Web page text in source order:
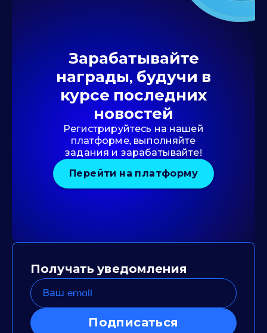
Зарабатывайте
награды, будучи в
курсе последних
новостей
Регистрируйтесь на нашей
платформе, выполняйте
задания и зарабатывайте!
Перейти на платформу
Получать уведомления
Подписаться